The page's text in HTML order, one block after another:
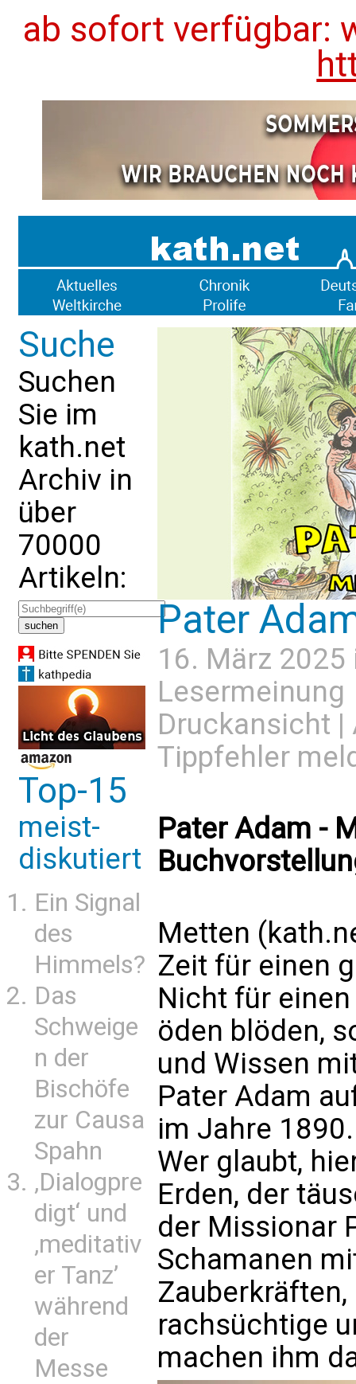
ab sofort verfügbar:
Suche
Suchen
Sie im
kath.net
Archiv in
über
70000
Artikeln:
Top-15
meist-
diskutiert
Ein Signal
des
Himmels?
Das
Schweige
n der
Bischöfe
zur Causa
Spahn
‚Dialogpre
digt‘ und
‚meditativ
er Tanz’
während
der
Messe
Pater
16. März
Lesermeinung
Druckansicht |
Tippfehler
Pater Adam -
Metten
Zeit für einen
Nicht für
öden blöden,
und Wissen
Pater Adam
im Jahre 1890.
Wer glaubt,
Erden, der
der Missionar
Schamanen
rachsüchtige
machen ihm